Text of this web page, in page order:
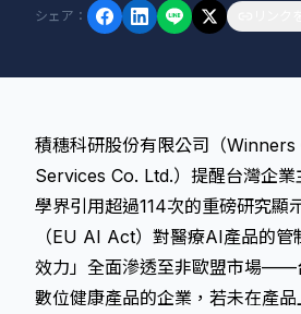
シェア ：
積穗科研股份有限公司（
Services Co. Ltd.）提醒台灣企
學界引用超過114次的重磅研究顯
（EU AI Act）對醫療AI產品的
效力」全面滲透至非歐盟市場——
數位健康產品的企業，若未在產